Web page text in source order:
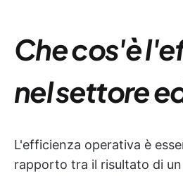
Che cos'è
nel settore
L'efficienza operativa è
rapporto tra il risultato di